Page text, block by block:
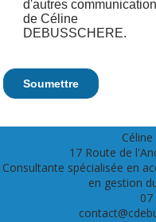
Céline
17 Route de
Consultante spécialisée en
en gestion